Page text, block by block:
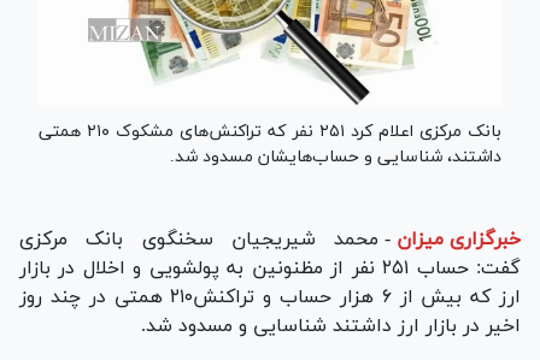
بانک مرکزی اعلام کرد ۲۵۱ نفر که تراکنش‌های مشکوک ۲۱۰ همتی
داشتند، شناسایی و حساب‌هایشان مسدود شد.
خبرگزاری میزان - محمد شیریجیان سخنگوی بانک مرکزی
گفت: حساب ۲۵۱ نفر از مظنونین به پولشویی و اخلال در بازار
ارز که بیش از ۶ هزار حساب و تراکنش۲۱۰ همتی در چند روز
اخیر در بازار ارز داشتند شناسایی و مسدود شد.